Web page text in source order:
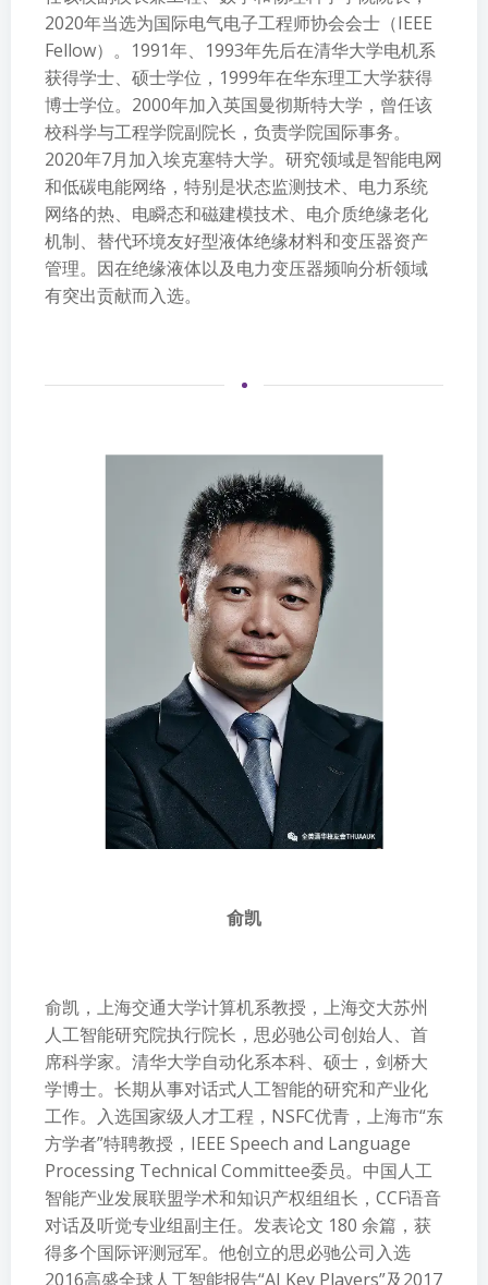
2020年当选为国际电气电子工程师协会会士（IEEE
Fellow） 。1991年、1993年先后在清华大学电机系
获得学士、硕士学位，1999年在华东理工大学获得
博士学位。2000年加入英国曼彻斯特大学，曾任该
校科学与工程学院副院长，负责学院国际事务。
2020年7月加入埃克塞特大学。研究领域是智能电网
和低碳电能网络，特别是状态监测技术、电力系统
网络的热、电瞬态和磁建模技术、电介质绝缘老化
机制、替代环境友好型液体绝缘材料和变压器资产
管理。因在绝缘液体以及电力变压器频响分析领域
有突出贡献而入选。
俞凯
俞凯，上海交通大学计算机系教授，上海交大苏州
人工智能研究院执行院长，思必驰公司创始人、首
席科学家。清华大学自动化系本科、硕士，剑桥大
学博士。长期从事对话式人工智能的研究和产业化
工作。入选国家级人才工程，NSFC优青，上海市“东
方学者”特聘教授，IEEE Speech and Language
Processing Technical Committee委员。中国人工
智能产业发展联盟学术和知识产权组组长，CCF语音
对话及听觉专业组副主任。发表论文 180 余篇，获
得多个国际评测冠军。他创立的思必驰公司入选
2016高盛全球人工智能报告“AI Key Players”及2017